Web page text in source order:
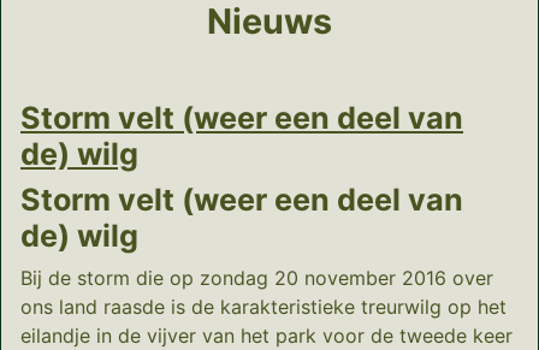
Nieuws
Storm velt (weer een deel van
de) wilg
Storm velt (weer een deel van
de) wilg
Bij de storm die op zondag 20 november 2016 over
ons land raasde is de karakteristieke treurwilg op het
eilandje in de vijver van het park voor de tweede keer